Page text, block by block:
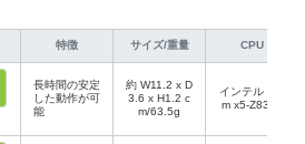
特徴 サイズ/重量 CPU
長時間の安定
した動作が可
能
約 W11.2 x D
3.6 x H1.2 c
m/63.5g
インテル Ato
m x5-Z8350